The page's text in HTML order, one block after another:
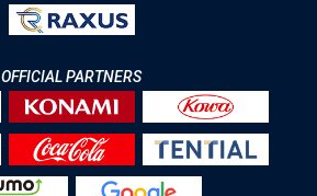
OFFICIAL PARTNERS